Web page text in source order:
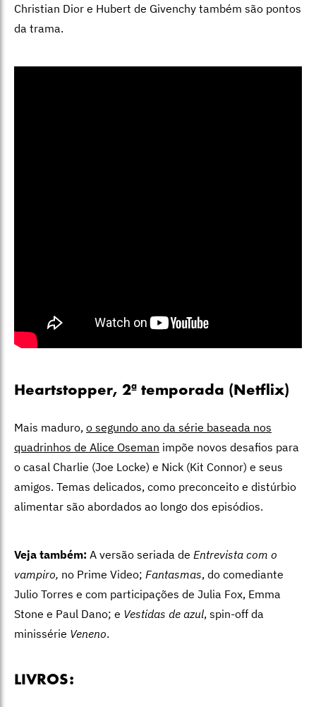
Christian Dior e Hubert de Givenchy também são pontos
da trama.
Heartstopper, 2ª temporada (Netflix)
Mais maduro, o segundo ano da série baseada nos
quadrinhos de Alice Oseman impõe novos desafios para
o casal Charlie (Joe Locke) e Nick (Kit Connor) e seus
amigos. Temas delicados, como preconceito e distúrbio
alimentar são abordados ao longo dos episódios.
Veja também: A versão seriada de Entrevista com o
vampiro, no Prime Video; Fantasmas, do comediante
Julio Torres e com participações de Julia Fox, Emma
Stone e Paul Dano; e Vestidas de azul, spin-off da
minissérie Veneno.
LIVROS: